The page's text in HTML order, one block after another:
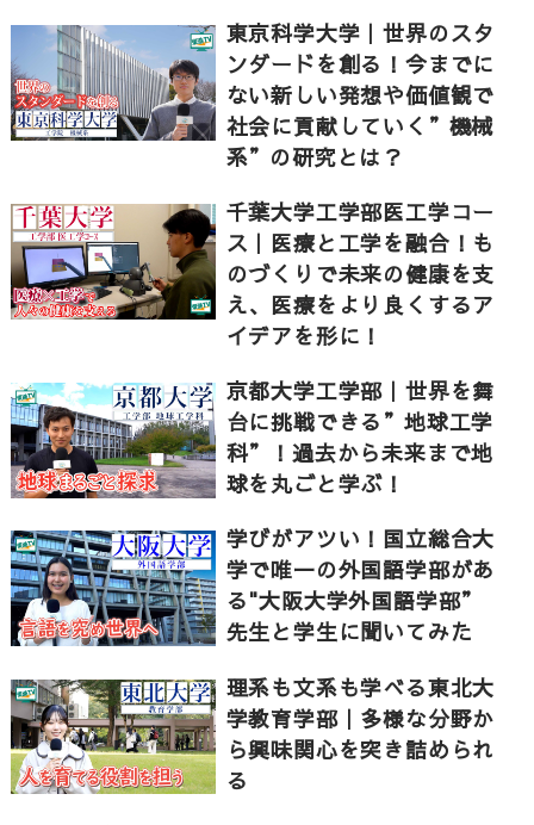
東京科学大学｜世界のスタ
ンダードを創る！今までに
ない新しい発想や価値観で
社会に貢献していく”機械
系”の研究とは？
千葉大学工学部医工学コー
ス｜医療と工学を融合！も
のづくりで未来の健康を支
え、医療をより良くするア
イデアを形に！
京都大学工学部｜世界を舞
台に挑戦できる”地球工学
科”！過去から未来まで地
球を丸ごと学ぶ！
学びがアツい！国立総合大
学で唯一の外国語学部があ
る"大阪大学外国語学部”
先生と学生に聞いてみた
理系も文系も学べる東北大
学教育学部｜多様な分野か
ら興味関心を突き詰められ
る